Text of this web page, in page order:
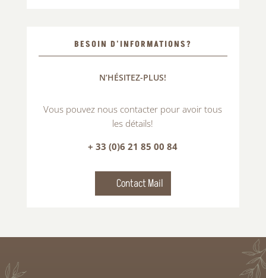
BESOIN D'INFORMATIONS?
N’HÉSITEZ-PLUS!
Vous pouvez nous contacter pour avoir tous
les détails!
+ 33 (0)6 21 85 00 84
Contact Mail